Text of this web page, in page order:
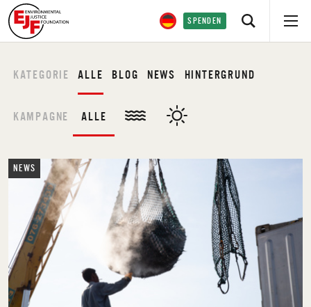
SPENDEN
KATEGORIE ALLE BLOG NEWS HINTERGRUND
KAMPAGNE ALLE
NEWS